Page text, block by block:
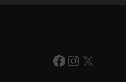
Facebook
Instagram
X